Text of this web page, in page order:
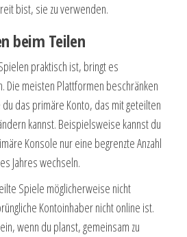
bist, sie zu verwenden.
beim Teilen
praktisch ist, bringt es
Die meisten Plattformen beschränken
das primäre Konto, das mit geteilten
kannst. Beispielsweise kannst du
Konsole nur eine begrenzte Anzahl
Jahres wechseln.
Spiele möglicherweise nicht
Kontoinhaber nicht online ist.
wenn du planst, gemeinsam zu